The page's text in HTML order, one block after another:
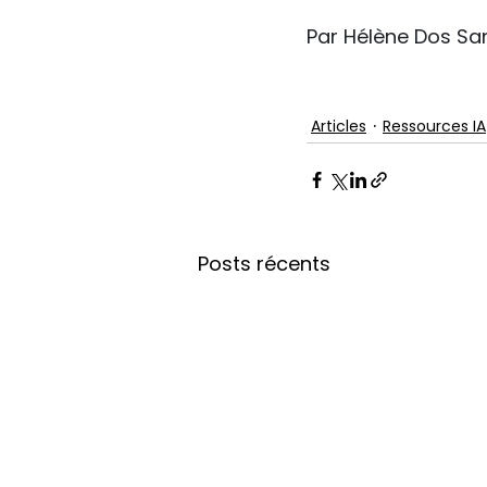
Par Hélène Dos
Articles Ressources IA
Posts récents